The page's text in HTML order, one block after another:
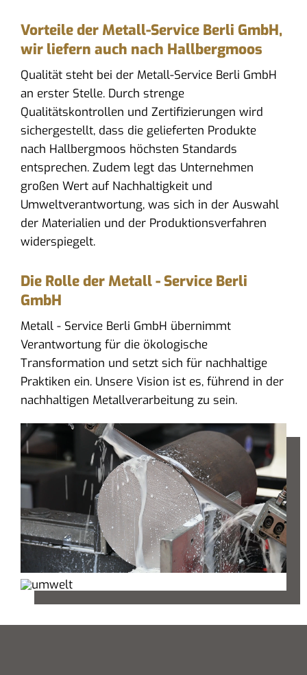
Vorteile der Metall-Service Berli GmbH,
wir liefern auch nach Hallbergmoos
Qualität steht bei der Metall-Service Berli GmbH
an erster Stelle. Durch strenge
Qualitätskontrollen und Zertifizierungen wird
sichergestellt, dass die gelieferten Produkte
nach Hallbergmoos höchsten Standards
entsprechen. Zudem legt das Unternehmen
großen Wert auf Nachhaltigkeit und
Umweltverantwortung, was sich in der Auswahl
der Materialien und der Produktionsverfahren
widerspiegelt.
Die Rolle der Metall - Service Berli
GmbH
Metall - Service Berli GmbH übernimmt
Verantwortung für die ökologische
Transformation und setzt sich für nachhaltige
Praktiken ein. Unsere Vision ist es, führend in der
nachhaltigen Metallverarbeitung zu sein.